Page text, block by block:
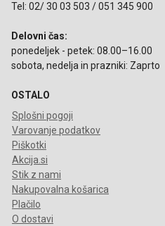
Tel: 02/ 30 03 503 / 051 345 900
Delovni čas:
ponedeljek - petek: 08.00–16.00
sobota, nedelja in prazniki: Zaprto
OSTALO
Splošni pogoji
Varovanje podatkov
Piškotki
Akcija.si
Stik z nami
Nakupovalna košarica
Plačilo
O dostavi